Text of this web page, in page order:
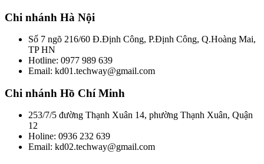
Chi nhánh Hà Nội
Số 7 ngõ 216/60 Đ.Định Công, P.Định Công, Q.Hoàng Mai,
TP HN
Hotline: 0977 989 639
Email: kd01.techway@gmail.com
Chi nhánh Hồ Chí Minh
253/7/5 đường Thạnh Xuân 14, phường Thạnh Xuân, Quận
12
Holine: 0936 232 639
Email: kd02.techway@gmail.com